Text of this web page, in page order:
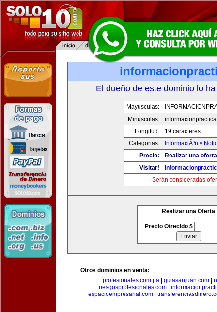
El dueño de este dominio lo
Mayusculas:
Minusculas:
Longitud:
19 caracteres
Categorias:
InformaciÃ³n y
Precio:
Realizar una
Visitar!
Serán consideradas
Realizar una Oferta
Precio Ofrecido $
Otros dominios en venta:
profesionales.com.pa
guiasanjuan.com
riesgosprofesionales.com
espacioempresarial.com